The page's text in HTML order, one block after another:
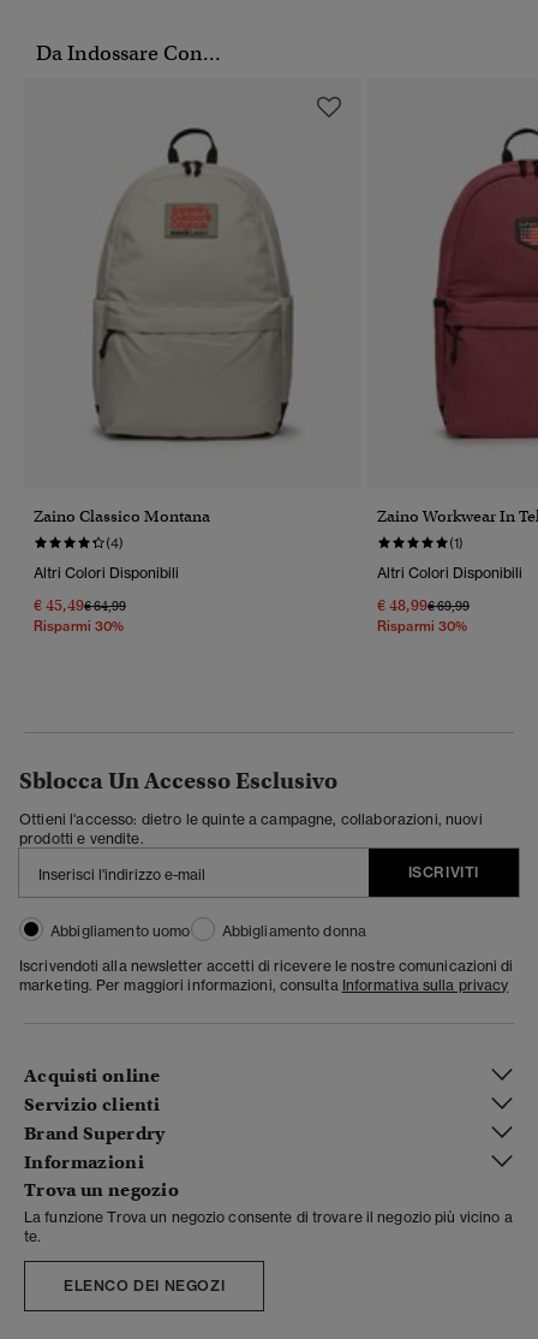
Da Indossare Con...
Zaino Classico Montana
(4)
Altri Colori Disponibili
€ 45,49Prezzo Ridotto Da
€ 64,99A
Risparmi 30%
Zaino Workwear In
(1)
Altri Colori Disponibili
€ 48,99Prezzo Ridotto Da
€ 69,99A
Risparmi 30%
Sblocca Un Accesso Esclusivo
Ottieni l'accesso: dietro le quinte a campagne, collaborazioni, nuovi
prodotti e vendite.
ISCRIVITI
Abbigliamento uomo
Abbigliamento donna
Iscrivendoti alla newsletter accetti di ricevere le nostre comunicazioni di
marketing. Per maggiori informazioni, consulta Informativa sulla privacy
Acquisti online
Servizio clienti
Brand Superdry
Informazioni
Trova un negozio
La funzione Trova un negozio consente di trovare il negozio più vicino a
te.
ELENCO DEI NEGOZI